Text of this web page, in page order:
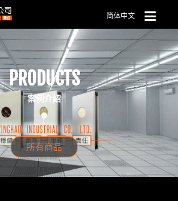
简体中文
PRODUCTS
案例介紹
所有商品